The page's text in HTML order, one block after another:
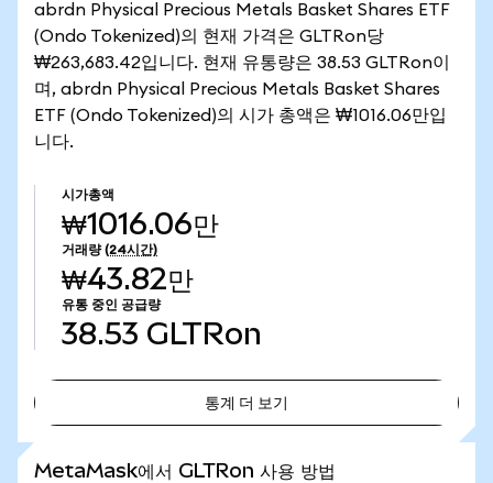
abrdn Physical Precious Metals Basket Shares ETF
(Ondo Tokenized)의 현재 가격은 GLTRon당
₩263,683.42입니다. 현재 유통량은 38.53 GLTRon이
며, abrdn Physical Precious Metals Basket Shares
ETF (Ondo Tokenized)의 시가 총액은 ₩1016.06만입
니다.
시가총액
₩1016.06만
거래량 (24시간)
₩43.82만
유통 중인 공급량
38.53 GLTRon
통계 더 보기
MetaMask에서 GLTRon 사용 방법